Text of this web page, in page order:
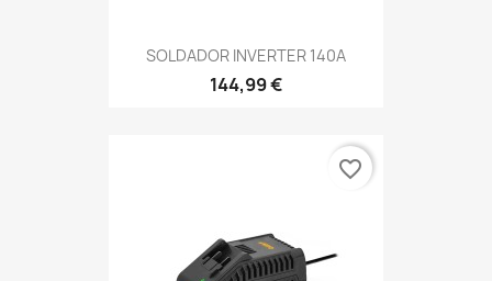
SOLDADOR INVERTER 140A
144,99 €
favorite_border